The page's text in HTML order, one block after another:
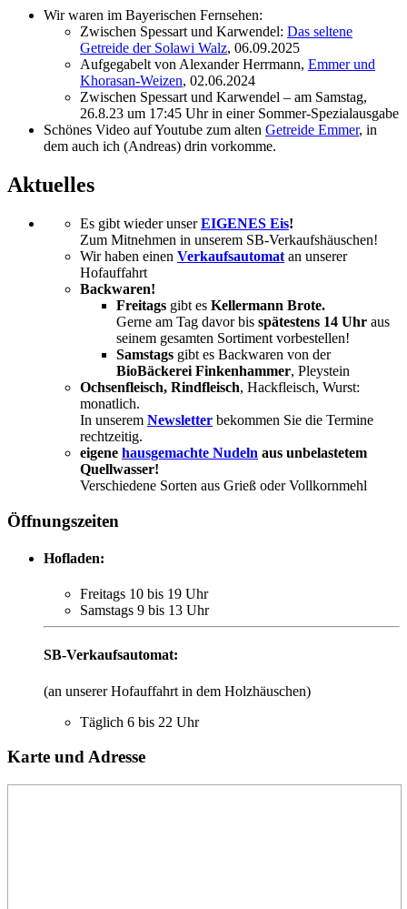
Wir waren im Bayerischen Fernsehen:
Zwischen Spessart und Karwendel: Das seltene
Getreide der Solawi Walz, 06.09.2025
Aufgegabelt von Alexander Herrmann, Emmer und
Khorasan-Weizen, 02.06.2024
Zwischen Spessart und Karwendel – am Samstag,
26.8.23 um 17:45 Uhr in einer Sommer-Spezialausgabe
Schönes Video auf Youtube zum alten Getreide Emmer, in
dem auch ich (Andreas) drin vorkomme.
Aktuelles
Es gibt wieder unser EIGENES Eis!
Zum Mitnehmen in unserem SB-Verkaufshäuschen!
Wir haben einen Verkaufsautomat an unserer
Hofauffahrt
Backwaren!
Freitags gibt es Kellermann Brote.
Gerne am Tag davor bis spätestens 14 Uhr aus
seinem gesamten Sortiment vorbestellen!
Samstags gibt es Backwaren von der
BioBäckerei Finkenhammer, Pleystein
Ochsenfleisch, Rindfleisch, Hackfleisch, Wurst:
monatlich.
In unserem Newsletter bekommen Sie die Termine
rechtzeitig.
eigene hausgemachte Nudeln aus unbelastetem
Quellwasser!
Verschiedene Sorten aus Grieß oder Vollkornmehl
Öffnungszeiten
Hofladen:
Freitags 10 bis 19 Uhr
Samstags 9 bis 13 Uhr
SB-Verkaufs­automat:
(an unserer Hofauffahrt in dem Holzhäuschen)
Täglich 6 bis 22 Uhr
Karte und Adresse